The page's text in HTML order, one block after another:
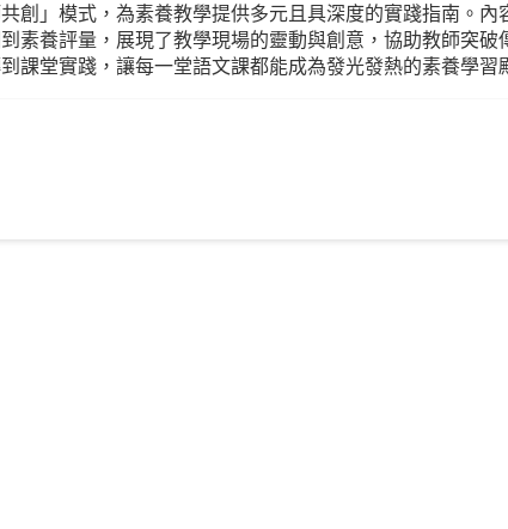
創」模式，為素養教學提供多元且具深度的實踐指南。
素養評量，展現了教學現場的靈動與創意，協助教師突破
課堂實踐，讓每一堂語文課都能成為發光發熱的素養學習